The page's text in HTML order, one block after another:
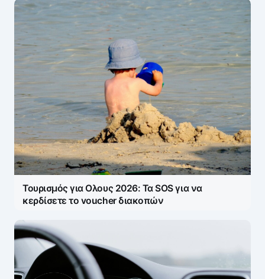
Τουρισμός για Ολους 2026: Τα SOS για να
κερδίσετε το voucher διακοπών